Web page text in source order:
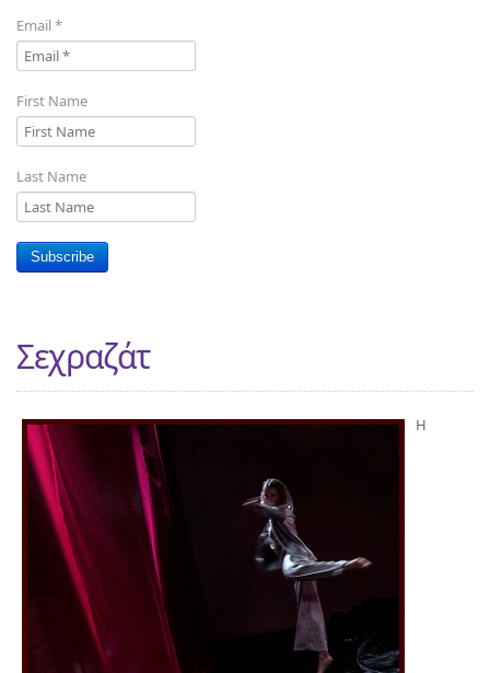
Email*
First Name
Last Name
Subscribe
Σεχραζάτ
Η